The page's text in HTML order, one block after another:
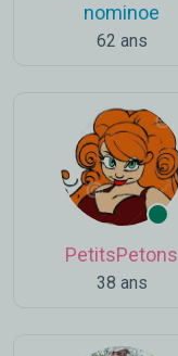
nominoe
62 ans
PetitsPetons
38 ans